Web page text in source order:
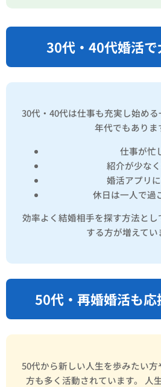
30代・40代婚活で
30代・40代は仕事も充実し始め
年代でもありま
仕事が忙
紹介が少な
婚活アプリ
休日は一人で過
効率よく結婚相手を探す方法と
する方が増えてい
50代・再婚婚活も応
50代から新しい人生を歩みたい
方も多く活動されています。 人